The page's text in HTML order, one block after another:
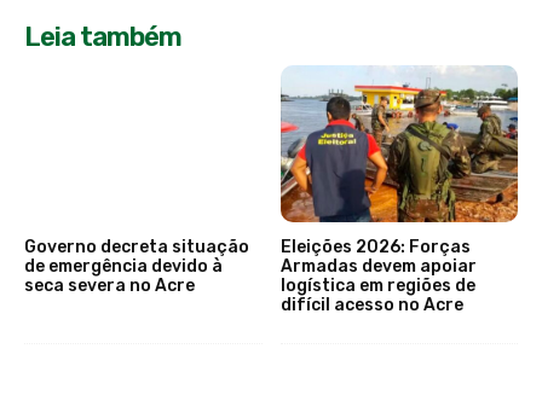
Leia também
Governo decreta situação
de emergência devido à
seca severa no Acre
Eleições 2026: Forças
Armadas devem apoiar
logística em regiões de
difícil acesso no Acre